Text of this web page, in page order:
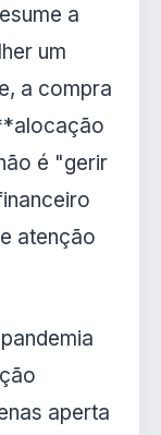
a
um
a compra
é "gerir
atenção
aperta